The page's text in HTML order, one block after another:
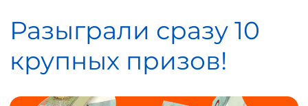
Разыграли сразу 10
крупных призов!